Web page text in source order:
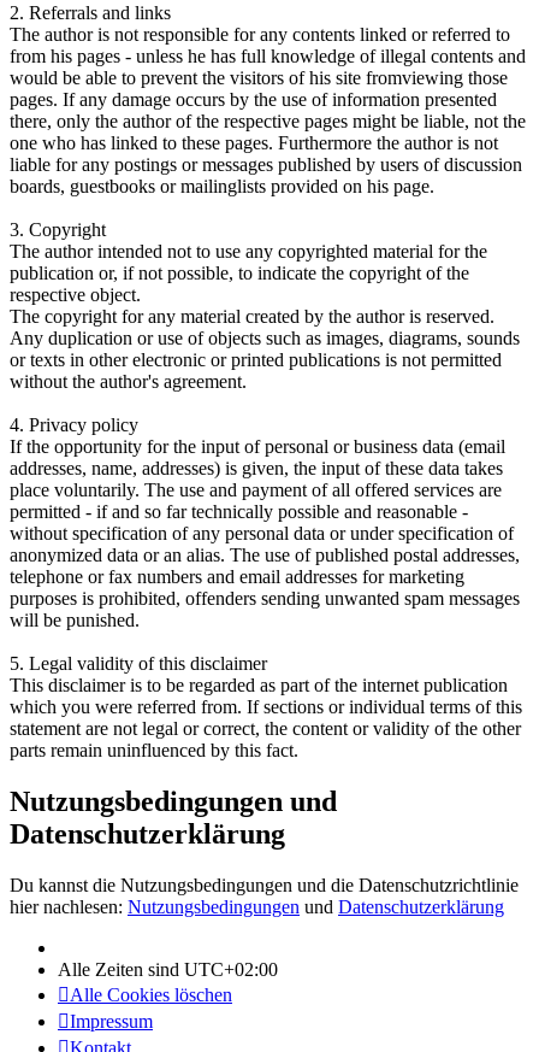
2. Referrals and links
The author is not responsible for any contents linked or referred to
from his pages - unless he has full knowledge of illegal contents and
would be able to prevent the visitors of his site fromviewing those
pages. If any damage occurs by the use of information presented
there, only the author of the respective pages might be liable, not the
one who has linked to these pages. Furthermore the author is not
liable for any postings or messages published by users of discussion
boards, guestbooks or mailinglists provided on his page.
3. Copyright
The author intended not to use any copyrighted material for the
publication or, if not possible, to indicate the copyright of the
respective object.
The copyright for any material created by the author is reserved.
Any duplication or use of objects such as images, diagrams, sounds
or texts in other electronic or printed publications is not permitted
without the author's agreement.
4. Privacy policy
If the opportunity for the input of personal or business data (email
addresses, name, addresses) is given, the input of these data takes
place voluntarily. The use and payment of all offered services are
permitted - if and so far technically possible and reasonable -
without specification of any personal data or under specification of
anonymized data or an alias. The use of published postal addresses,
telephone or fax numbers and email addresses for marketing
purposes is prohibited, offenders sending unwanted spam messages
will be punished.
5. Legal validity of this disclaimer
This disclaimer is to be regarded as part of the internet publication
which you were referred from. If sections or individual terms of this
statement are not legal or correct, the content or validity of the other
parts remain uninfluenced by this fact.
Nutzungsbedingungen und
Datenschutzerklärung
Du kannst die Nutzungsbedingungen und die Datenschutzrichtlinie
hier nachlesen: Nutzungsbedingungen und Datenschutzerklärung
Alle Zeiten sind UTC+02:00
Alle Cookies löschen
Impressum
Kontakt